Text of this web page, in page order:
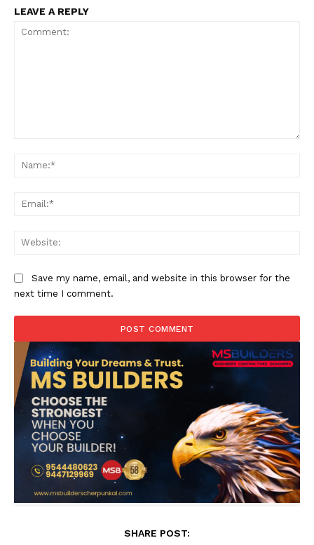
LEAVE A REPLY
Save my name, email, and website in this browser for the
next time I comment.
SHARE POST: